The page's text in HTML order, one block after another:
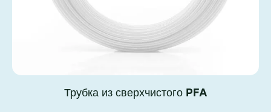
Трубка из сверхчистого PFA